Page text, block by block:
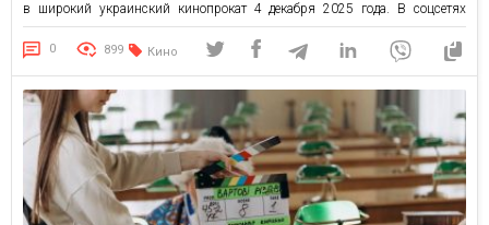
в широкий украинский кинопрокат 4 декабря 2025 года. В соцсетях
проекта опубликовали первый официальный тизер и тизер-постер со
слоганом: «Каждая мечта должна сбыться!» — потому что именно так […]
0 899 Кино